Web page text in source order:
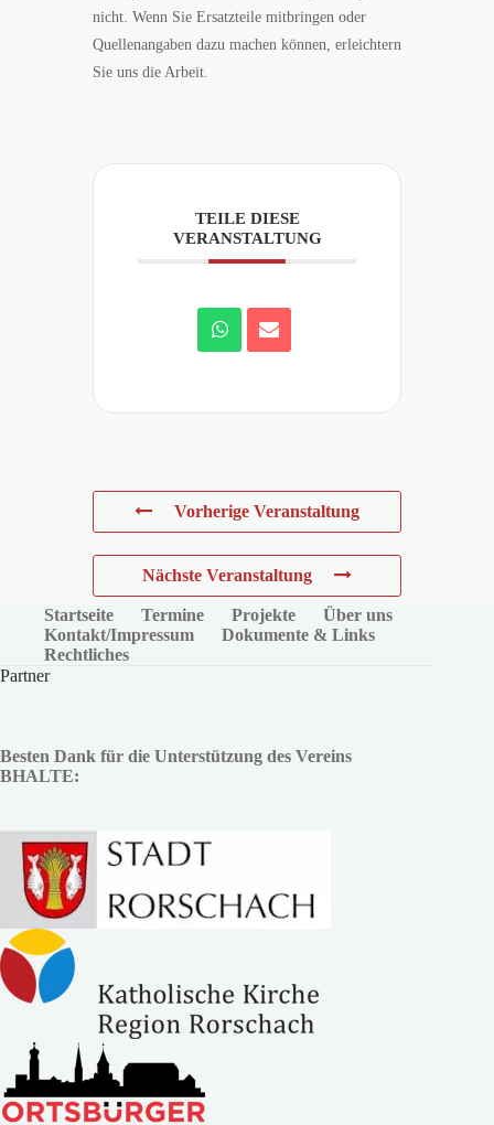
nicht. Wenn Sie Ersatzteile mitbringen oder
Quellenangaben dazu machen können, erleichtern
Sie uns die Arbeit.
TEILE DIESE
VERANSTALTUNG
Vorherige Veranstaltung
Nächste Veranstaltung
Startseite Termine Projekte
Über uns
Kontakt/Impressum
Dokumente & Links
Rechtliches
Partner
Besten Dank für die Unterstützung des Vereins
BHALTE: